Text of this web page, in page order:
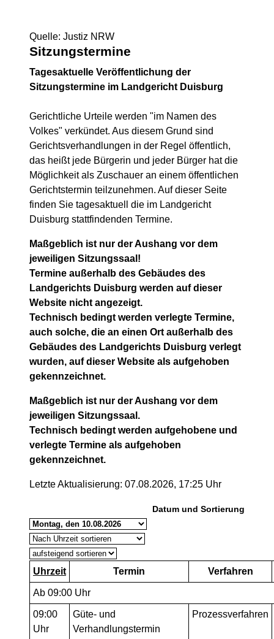
Quelle: Justiz NRW
Sitzungstermine
Tagesaktuelle Veröffentlichung der
Sitzungstermine im Landgericht Duisburg
Gerichtliche Urteile werden "im Namen des
Volkes" verkündet. Aus diesem Grund sind
Gerichtsverhandlungen in der Regel öffentlich,
das heißt jede Bürgerin und jeder Bürger hat die
Möglichkeit als Zuschauer an einem öffentlichen
Gerichtstermin teilzunehmen. Auf dieser Seite
finden Sie tagesaktuell die im Landgericht
Duisburg stattfindenden Termine.
Maßgeblich ist nur der Aushang vor dem
jeweiligen Sitzungssaal!
Termine außerhalb des Gebäudes des
Landgerichts Duisburg werden auf dieser
Website nicht angezeigt.
Technisch bedingt werden verlegte Termine,
auch solche, die an einen Ort außerhalb des
Gebäudes des Landgerichts Duisburg verlegt
wurden, auf dieser Website als aufgehoben
gekennzeichnet.
Maßgeblich ist nur der Aushang vor dem
jeweiligen Sitzungssaal.
Technisch bedingt werden aufgehobene und
verlegte Termine als aufgehoben
gekennzeichnet.
Letzte Aktualisierung: 07.08.2026, 17:25 Uhr
Datum und Sortierung
Uhrzeit Termin Verfahren
Ab 09:00 Uhr
09:00
Uhr
Güte- und
Verhandlungstermin
Prozessverfahren